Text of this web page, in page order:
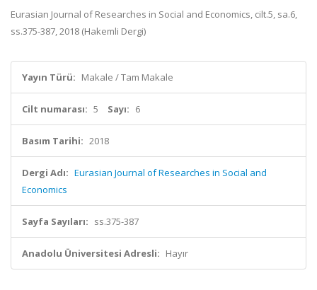
Eurasian Journal of Researches in Social and Economics, cilt.5, sa.6,
ss.375-387, 2018 (Hakemli Dergi)
Yayın Türü: Makale / Tam Makale
Cilt numarası: 5 Sayı: 6
Basım Tarihi: 2018
Dergi Adı: Eurasian Journal of Researches in Social and
Economics
Sayfa Sayıları: ss.375-387
Anadolu Üniversitesi Adresli: Hayır